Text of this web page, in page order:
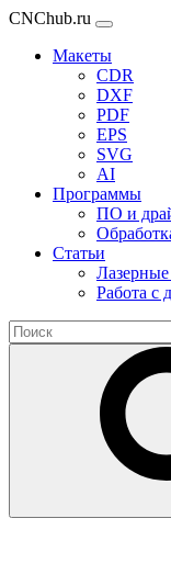
CNChub.ru
Макеты
CDR
DXF
PDF
EPS
SVG
AI
Программы
ПО и
Статьи
Лазерные
Работа с